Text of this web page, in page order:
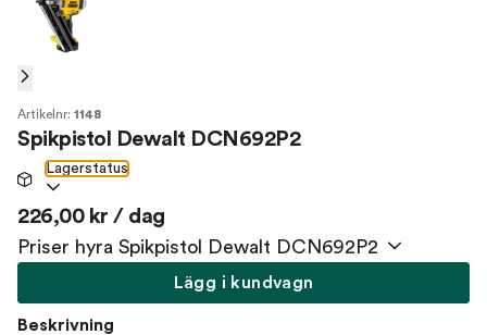
Artikelnr: 1148
Spikpistol Dewalt DCN692P2
Lagerstatus
226,00 kr / dag
Priser hyra Spikpistol Dewalt DCN692P2
Lägg i kundvagn
Beskrivning